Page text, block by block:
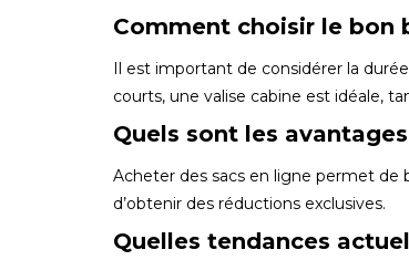
Comment choisir le bon
Il est important de considérer la
courts, une valise cabine est idéale,
Quels sont les
Acheter des sacs en ligne permet de
d’obtenir des réductions exclusives.
Quelles tendances